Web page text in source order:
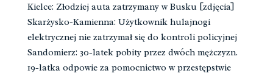
Kielce: Złodziej auta zatrzymany w Busku [zdjęcia]
Skarżysko-Kamienna: Użytkownik hulajnogi
elektrycznej nie zatrzymał się do kontroli policyjnej
Sandomierz: 30-latek pobity przez dwóch mężczyzn.
19-latka odpowie za pomocnictwo w przestępstwie